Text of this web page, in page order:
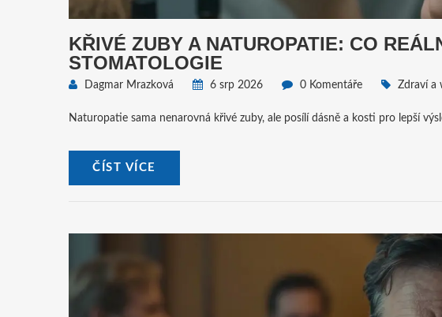
KŘIVÉ ZUBY A NATUROPATIE: CO
STOMATOLOGIE
Dagmar Mrazková 6 srp 2026 0 Komentáře Zdraví a
Naturopatie sama nenarovná křivé zuby, ale posílí dásně a kosti pro lepší
ČÍST VÍCE